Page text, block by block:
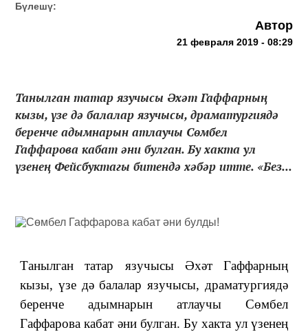
Бүлешү:
Автор
21 февраля 2019 - 08:29
Танылган татар язучысы Әхәт Гаффарның
кызы, үзе дә балалар язучысы, драматургиядә
беренче адымнарын атлаучы Сөмбел
Гаффарова кабат әни булган. Бу хакта ул
үзенең Фейсбуктагы битендә хәбәр итте. «Без...
Танылган татар язучысы Әхәт Гаффарның
кызы, үзе дә балалар язучысы, драматургиядә
беренче адымнарын атлаучы Сөмбел
Гаффарова кабат әни булган. Бу хакта ул үзенең